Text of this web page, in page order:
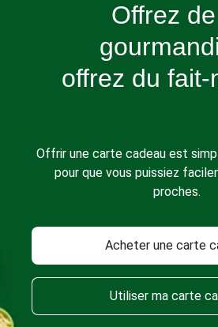
Offrez
offrez du fait-
Offrir une carte cadeau est
pour que vous puissiez
proches.
Acheter une carte
Utiliser ma carte